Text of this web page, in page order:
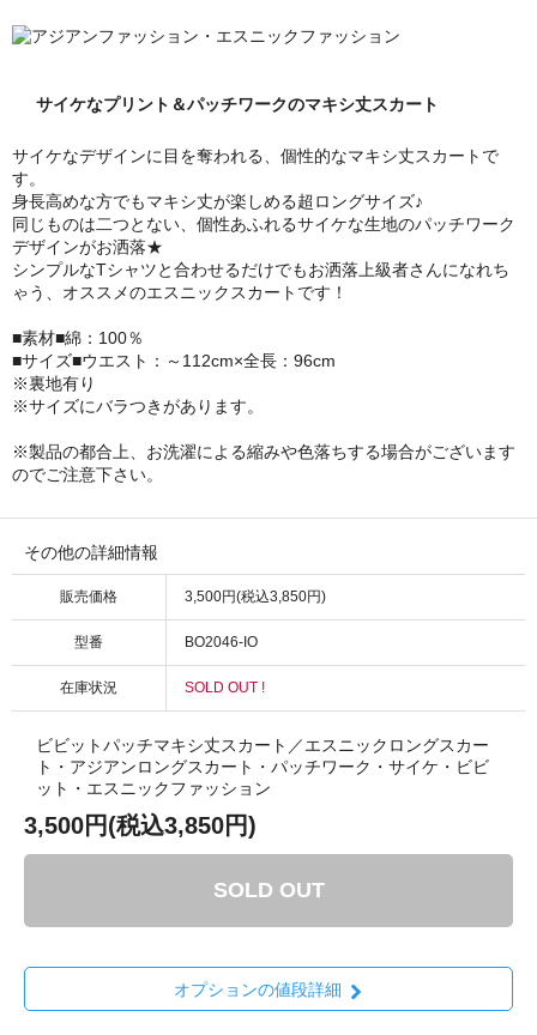
サイケなプリント＆パッチワークのマキシ丈スカート
サイケなデザインに目を奪われる、個性的なマキシ丈スカートで
す。
身長高めな方でもマキシ丈が楽しめる超ロングサイズ♪
同じものは二つとない、個性あふれるサイケな生地のパッチワーク
デザインがお洒落★
シンプルなTシャツと合わせるだけでもお洒落上級者さんになれち
ゃう、オススメのエスニックスカートです！
■素材■綿：100％
■サイズ■ウエスト：～112cm×全長：96cm
※裏地有り
※サイズにバラつきがあります。
※製品の都合上、お洗濯による縮みや色落ちする場合がございます
のでご注意下さい。
その他の詳細情報
販売価格 3,500円(税込3,850円)
型番 BO2046-IO
在庫状況 SOLD OUT !
ビビットパッチマキシ丈スカート／エスニックロングスカー
ト・アジアンロングスカート・パッチワーク・サイケ・ビビ
ット・エスニックファッション
3,500円(税込3,850円)
SOLD OUT
オプションの値段詳細